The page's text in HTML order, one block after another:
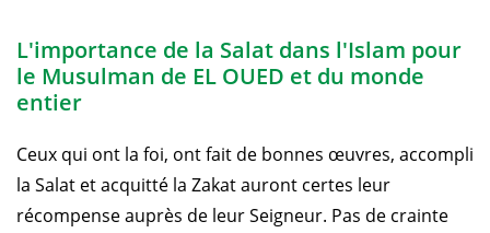
L'importance de la Salat dans l'Islam pour
le Musulman de EL OUED et du monde
entier
Ceux qui ont la foi, ont fait de bonnes œuvres, accompli
la Salat et acquitté la Zakat auront certes leur
récompense auprès de leur Seigneur. Pas de crainte